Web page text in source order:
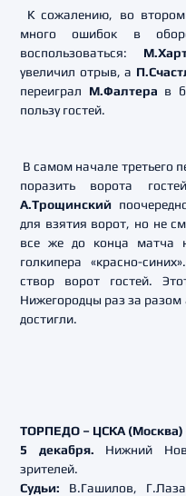
К сожалению, во втором
много ошибок в
воспользоваться:
увеличил отрыв, а
переиграл М.Фалтера в
пользу гостей.
В самом начале третьего
поразить ворота
А.Трощинский
для взятия ворот, но не
все же до конца матча
голкипера «красно-
створ ворот гостей.
Нижегородцы раз за разом
достигли.
ТОРПЕДО – ЦСКА (Москва)
5 декабря. Нижний
зрителей.
Судьи: В.Гашилов,